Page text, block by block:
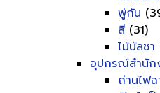
พู่กัน
สี (31)
ไม้บัลชา
อุปกรณ์สำนัก
ถ่านไฟ